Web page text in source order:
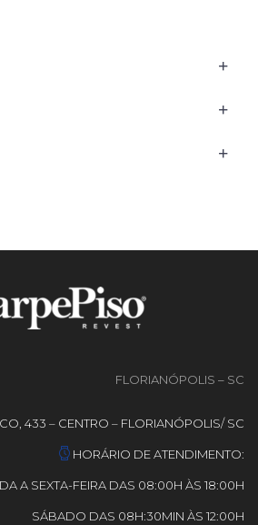
+
+
+
FLORIANÓPOLIS – SC
433 – CENTRO – FLORIANÓPOLIS/ SC
HORÁRIO DE ATENDIMENTO:
A SEXTA-FEIRA DAS 08:00H ÀS 18:00H
SÁBADO DAS 08H:30MIN ÀS 12:00H